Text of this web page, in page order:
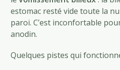
estomac resté vide toute la
paroi. C’est inconfortable
anodin.
Quelques pistes qui